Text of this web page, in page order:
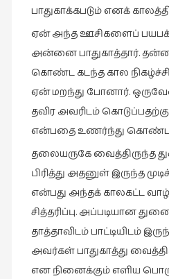
வாசிப்பில்
விமர்சனம்
விளையாட்டு
ஷேக்ஸ்பியரின்
உலகம்
பாதுகாக்கபடும் எனக்
ஏன் அந்த ஊசிகளைப்
அன்னை பாதுகாத்தார்.
கொண்ட கடந்த கால
ஏன் மறந்து போனார்.
தவிர அவரிடம்
என்பதை உணர்ந்து
தலையருகே வைத்திருந்த
பிரித்து அதனுள் இருந்த
என்பது அந்தக் காலகட்ட
சித்தரிப்பு. அப்படியான
தாத்தாவிடம் பாட்டியிடம்
அவர்கள் பாதுகாத்து
என நினைக்கும் எளிய